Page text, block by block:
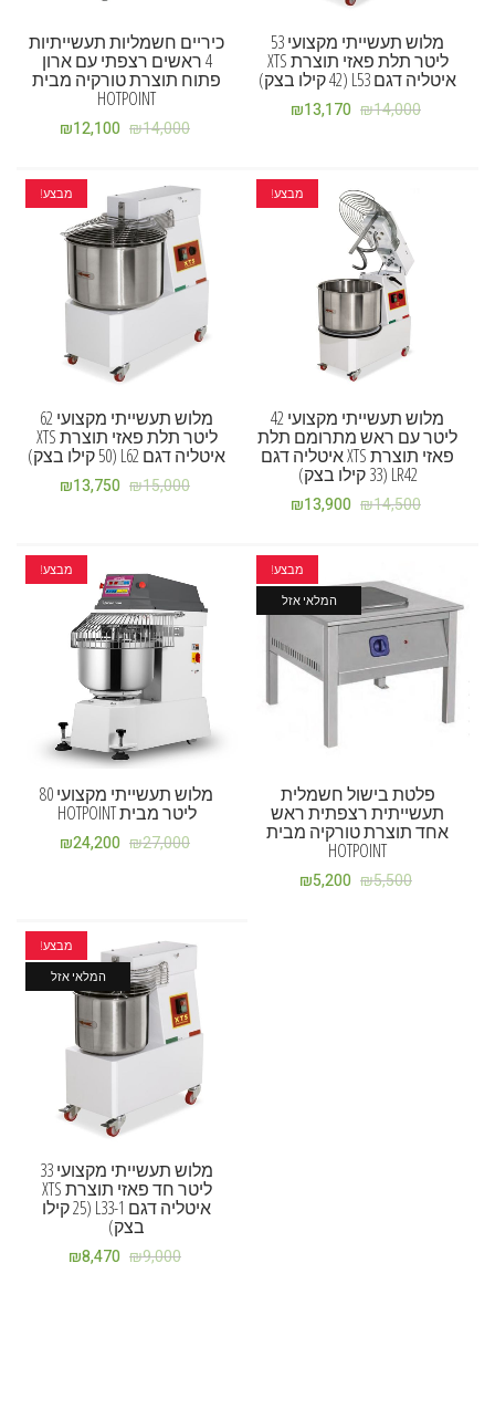
כיריים חשמליות תעשייתיות
4 ראשים רצפתי עם ארון
פתוח תוצרת טורקיה מבית
HOTPOINT
₪14,000
₪12,100
מלוש תעשייתי מקצועי 53
ליטר תלת פאזי תוצרת XTS
איטליה דגם L53 (42 קילו בצק)
₪14,000
₪13,170
מבצע!
מלוש תעשייתי מקצועי 62
ליטר תלת פאזי תוצרת XTS
איטליה דגם L62 (50 קילו בצק)
₪15,000
₪13,750
מבצע!
מלוש תעשייתי מקצועי 42
ליטר עם ראש מתרומם תלת
פאזי תוצרת XTS איטליה דגם
LR42 (33 קילו בצק)
₪14,500
₪13,900
מבצע!
מלוש תעשייתי מקצועי 80
ליטר מבית HOTPOINT
₪27,000
₪24,200
מבצע!
המלאי אזל
פלטת בישול חשמלית
תעשייתית רצפתית ראש
אחד תוצרת טורקיה מבית
HOTPOINT
₪5,500
₪5,200
מבצע!
המלאי אזל
מלוש תעשייתי מקצועי 33
ליטר חד פאזי תוצרת XTS
איטליה דגם L33-1 (25 קילו
בצק)
₪9,000
₪8,470